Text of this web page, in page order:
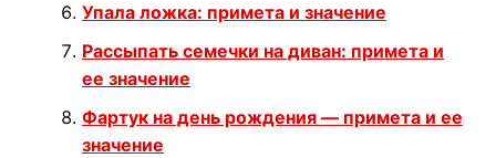
Упала ложка: примета и значение
Рассыпать семечки на диван: примета и
ее значение
Фартук на день рождения — примета и ее
значение